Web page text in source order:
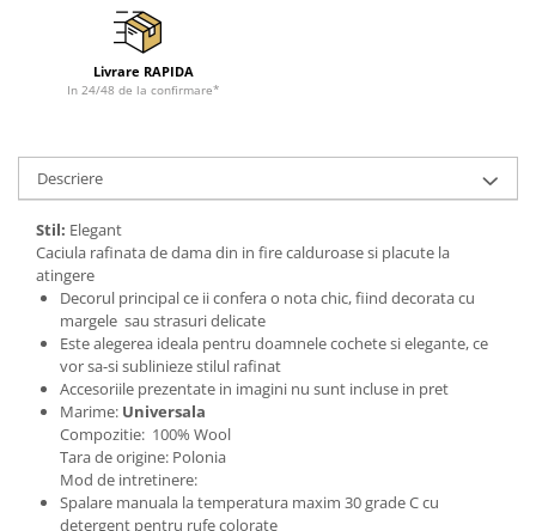
Tricouri de cuplu Valentine's Day
Valentine's Day
Cadouri pentru Bunici
Cadouri pentru Mama
Cadouri pentru profesori sau absolventi
Cadouri Back to school
Cadouri de Paște
Cadouri Traditionale Romanesti
8 Martie
Cadouri pentru CUPLU El & Ea
Cadouri Iubitori de animale
Cadouri GRAVIDE
Cadouri pentru sportivi
Cadouri Pensionare
Cadouri Colegi, sefi sau angajati
Livrare RAPIDA
In 24/48 de la confirmare*
Descriere
Stil: Elegant
Caciula rafinata de dama din in fire calduroase si placute la
atingere
Decorul principal ce ii confera o nota chic, fiind decorata cu
margele sau strasuri delicate
Este alegerea ideala pentru doamnele cochete si elegante, ce
vor sa-si sublinieze stilul rafinat
Accesoriile prezentate in imagini nu sunt incluse in pret
Marime: Universala
Compozitie: 100% Wool
Tara de origine: Polonia
Mod de intretinere:
Spalare manuala la temperatura maxim 30 grade C cu
detergent pentru rufe colorate